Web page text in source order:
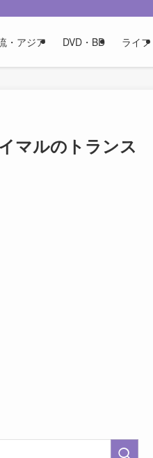
・アジア DVD・BD ライフ
マルのトランス